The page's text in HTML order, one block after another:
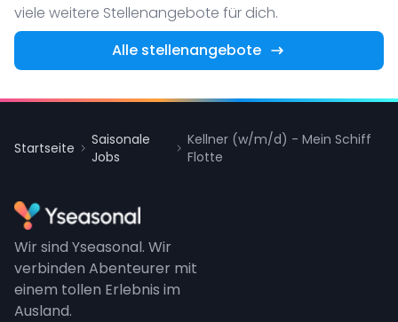
viele weitere Stellenangebote für dich.
Alle stellenangebote
Startseite
Saisonale
Jobs
Kellner (w/m/d) - Mein Schiff
Flotte
Wir sind Yseasonal. Wir
verbinden Abenteurer mit
einem tollen Erlebnis im
Ausland.